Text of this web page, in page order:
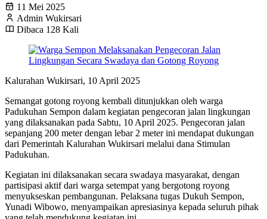
11 Mei 2025
Admin Wukirsari
Dibaca 128 Kali
Kalurahan Wukirsari, 10 April 2025
Semangat gotong royong kembali ditunjukkan oleh warga
Padukuhan Sempon dalam kegiatan pengecoran jalan lingkungan
yang dilaksanakan pada Sabtu, 10 April 2025. Pengecoran jalan
sepanjang 200 meter dengan lebar 2 meter ini mendapat dukungan
dari Pemerintah Kalurahan Wukirsari melalui dana Stimulan
Padukuhan.
Kegiatan ini dilaksanakan secara swadaya masyarakat, dengan
partisipasi aktif dari warga setempat yang bergotong royong
menyukseskan pembangunan. Pelaksana tugas Dukuh Sempon,
Yunadi Wibowo, menyampaikan apresiasinya kepada seluruh pihak